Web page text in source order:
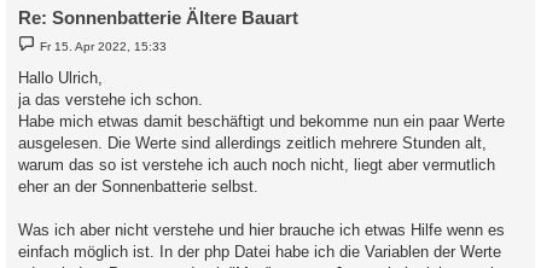
Re: Sonnenbatterie Ältere Bauart
B
e
i
t
r
a
g
Fr 15. Apr 2022, 15:33
Hallo Ulrich,
ja das verstehe ich schon.
Habe mich etwas damit beschäftigt und bekomme nun ein paar Werte
ausgelesen. Die Werte sind allerdings zeitlich mehrere Stunden alt,
warum das so ist verstehe ich auch noch nicht, liegt aber vermutlich
eher an der Sonnenbatterie selbst.
Was ich aber nicht verstehe und hier brauche ich etwas Hilfe wenn es
einfach möglich ist. In der php Datei habe ich die Variablen der Werte